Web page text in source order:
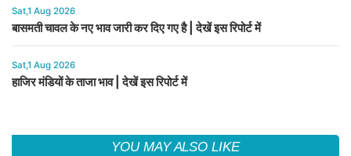
Sat,1 Aug 2026
बासमती चावल के नए भाव जारी कर दिए गए है | देखें इस रिपोर्ट में
Sat,1 Aug 2026
हाजिर मंडियों के ताजा भाव | देखें इस रिपोर्ट में
YOU MAY ALSO LIKE